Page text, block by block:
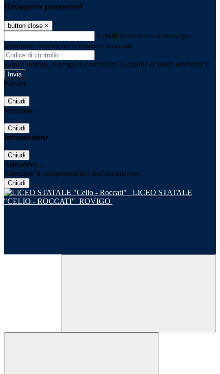
Recupero password
button close ×
E-mail Verrà inviato un messaggio
all'indirizzo indicato con le istruzioni necessarie.
E-mail inviata, si prega di controllare la casella di posta elettronica!
Errore
Chiudi
Successo
Chiudi
Informazione
Chiudi
Attendere...
Attendere il completamento dell'operazione...
Chiudi
LICEO STATALE
"CELIO - ROCCATI" ROVIGO